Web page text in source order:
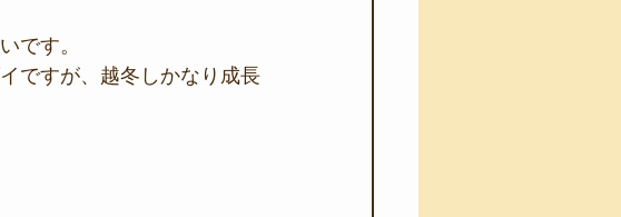
レスキュー･ファーストエイド
です。
ですが、越冬しかなり成長